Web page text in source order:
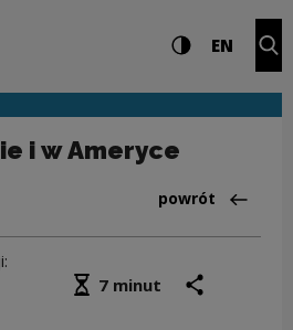
Ustawienia i Wysoki
EN
i w Ameryce
Powrót
powrót
Średni czas czytania
7 minut